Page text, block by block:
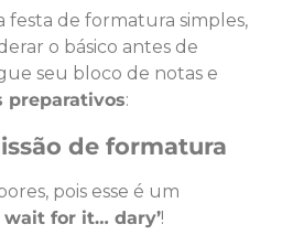
festa de formatura simples,
o básico antes de
seu bloco de notas e
preparativos:
de formatura
pois esse é um
wait for it… dary’!